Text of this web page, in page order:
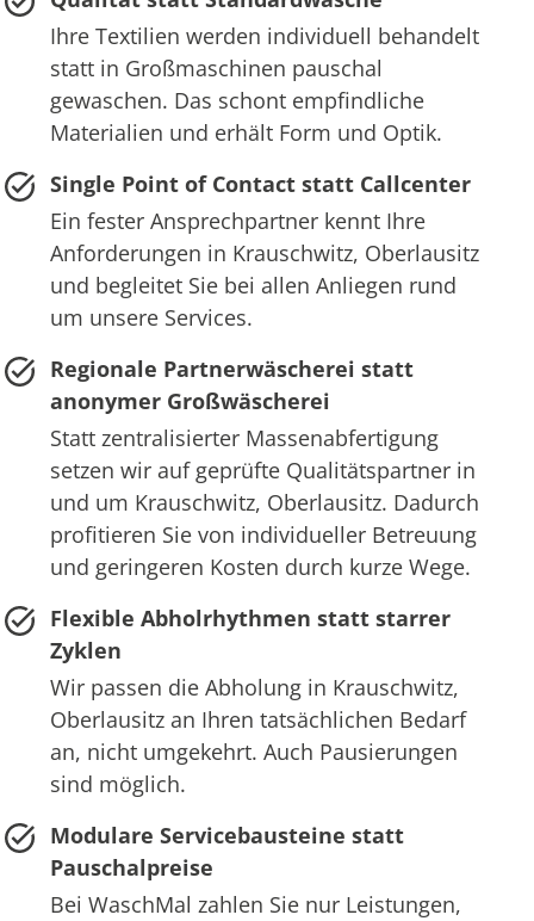
Ihre Textilien werden individuell behandelt
statt in Großmaschinen pauschal
gewaschen. Das schont empfindliche
Materialien und erhält Form und Optik.
Single Point of Contact statt Callcenter
Ein fester Ansprechpartner kennt Ihre
Anforderungen in Krauschwitz, Oberlausitz
und begleitet Sie bei allen Anliegen rund
um unsere Services.
Regionale Partnerwäscherei statt
anonymer Großwäscherei
Statt zentralisierter Massenabfertigung
setzen wir auf geprüfte Qualitätspartner in
und um Krauschwitz, Oberlausitz. Dadurch
profitieren Sie von individueller Betreuung
und geringeren Kosten durch kurze Wege.
Flexible Abholrhythmen statt starrer
Zyklen
Wir passen die Abholung in Krauschwitz,
Oberlausitz an Ihren tatsächlichen Bedarf
an, nicht umgekehrt. Auch Pausierungen
sind möglich.
Modulare Servicebausteine statt
Pauschalpreise
Bei WaschMal zahlen Sie nur Leistungen,